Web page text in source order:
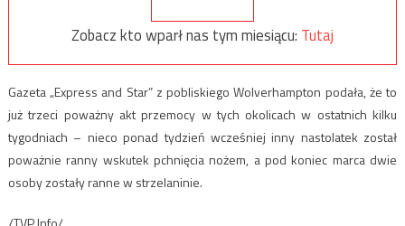
Zobacz kto wparł nas tym miesiącu: Tutaj
Gazeta „Express and Star” z pobliskiego Wolverhampton podała, że to
już trzeci poważny akt przemocy w tych okolicach w ostatnich kilku
tygodniach – nieco ponad tydzień wcześniej inny nastolatek został
poważnie ranny wskutek pchnięcia nożem, a pod koniec marca dwie
osoby zostały ranne w strzelaninie.